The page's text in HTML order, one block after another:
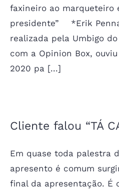
faxineiro ao marqueteiro
presidente” *Erik
realizada pela Umbigo
com a Opinion Box,
2020 pa [...]
Cliente falou “TÁ
Em quase toda palestra
apresento é comum
final da apresentação. É